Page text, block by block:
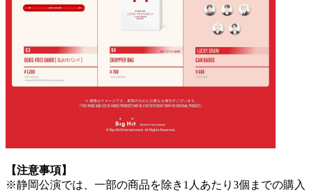
【注意事項】
※静岡公演では、一部の商品を除き1人あたり3個までの購入